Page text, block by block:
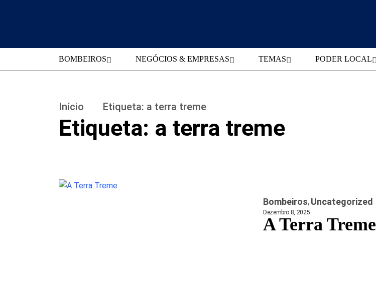
BOMBEIROS NEGÓCIOS & EMPRESAS TEMAS PODER LOCAL
Início Etiqueta: a terra treme
Etiqueta: a terra treme
Bombeiros Uncategorized
Dezembro 8, 2025
A Terra Treme